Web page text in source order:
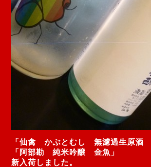
「仙禽 かぶとむし 無濾過生原酒
「阿部勘 純米吟醸 金魚」
新入荷しました。